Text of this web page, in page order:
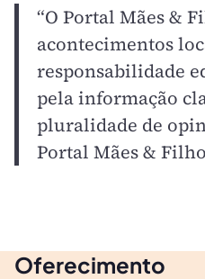
“O Portal Mães &
acontecimentos
responsabilidade
pela informação
pluralidade de
Portal Mães &
Oferecimento